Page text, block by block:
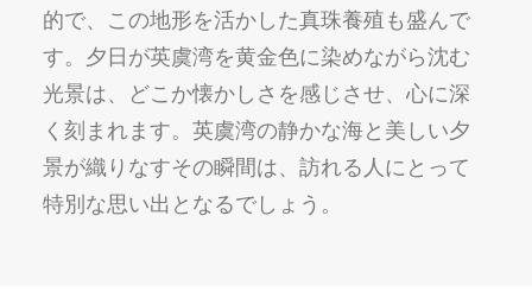
的で、この地形を活かした真珠養殖も盛んで
す。夕日が英虞湾を黄金色に染めながら沈む
光景は、どこか懐かしさを感じさせ、心に深
く刻まれます。英虞湾の静かな海と美しい夕
景が織りなすその瞬間は、訪れる人にとって
特別な思い出となるでしょう。